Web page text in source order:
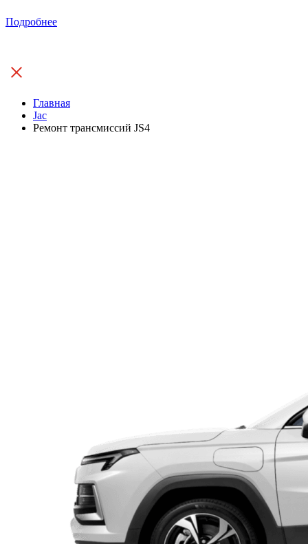
Подробнее
Главная
Jac
Ремонт трансмиссий JS4